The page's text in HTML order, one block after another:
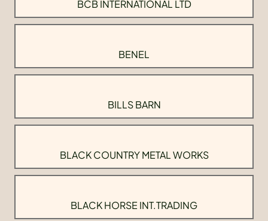
BCB INTERNATIONAL LTD
BENEL
BILLS BARN
BLACK COUNTRY METAL WORKS
BLACK HORSE INT.TRADING